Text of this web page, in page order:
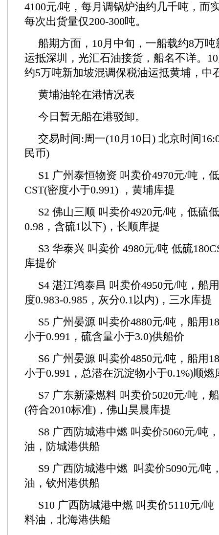
4100元/吨，每月调锅炉油约几千吨，而
每次出货量仅200-300吨。
船期方面，10月中旬，一船载约8万
运抵深圳，光汇石油接货，船名不详。
约5万吨新加坡混调保税油运抵黄埔，中
黄埔油轮在港情况表
今日暂无船在港驳卸。
交易时间:周一(10月10日) 北京时间
民币)
S1 广州泰恒物资 叫卖价4970元/吨，
CST(密度小于0.991) ，黄埔库提
S2 佛山三顺 叫卖价4920元/吨，低硫
0.98，含硫1以下)，长顺库提
S3 华泰兴 叫卖价 4980元/吨 低硫
库提价
S4 湛江鸿泰昌 叫卖价4950元/吨，船
度0.983-0.985，灰分0.1以内)，三水库提
S5 广州晏源 叫卖价4880元/吨，船用
小于0.991，硫含量小于3.0)供船价
S6 广州晏源 叫卖价4850元/吨，船用
小于0.991，总潜在沉淀物小于0.1%)
S7 广东新濠燃料 叫卖价5020元/吨，
(符合2010标准)，佛山昊晨库提
S8 广西防城港中燃 叫卖价5060元/吨
油，防城港供船
S9 广西防城港中燃 叫卖价5090元/吨
油，钦州港供船
S10 广西防城港中燃 叫卖价5110元/吨
料油，北海港供船